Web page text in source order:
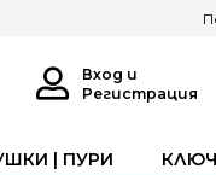
| ПУРИ
Вход и
Регистрация